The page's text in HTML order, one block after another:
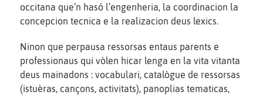
occitana que’n hasó l’engenheria, la coordinacion la
concepcion tecnica e la realizacion deus lexics.
Ninon que perpausa ressorsas entaus parents e
professionaus qui vòlen hicar lenga en la vita vitanta
deus mainadons : vocabulari, catalògue de ressorsas
(istuèras, cançons, activitats), panoplias tematicas,